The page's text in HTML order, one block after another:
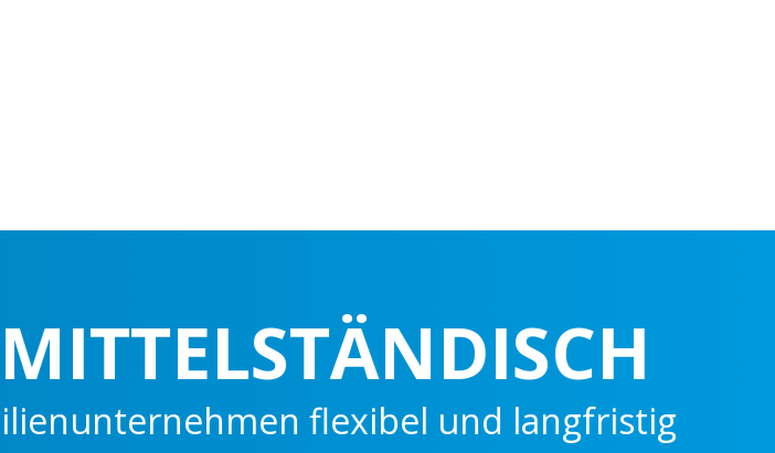
flexibel und langfristig